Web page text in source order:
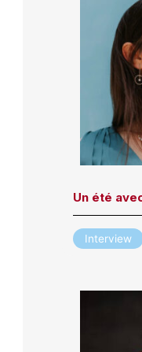
Un été
Interview